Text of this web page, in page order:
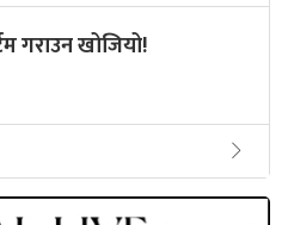
गराउन खोजियो!